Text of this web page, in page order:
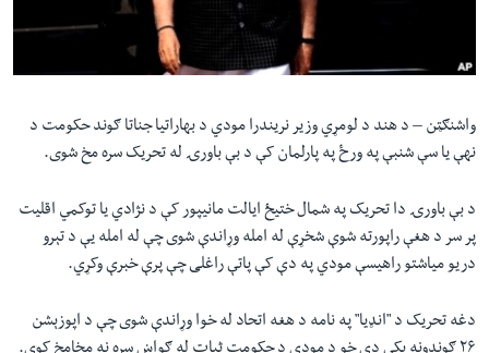
مخکې
لټون
Learning English
FOLLOW US
ژبې
واشنګټن – د هند د لومړي وزیر نریندرا مودي د بهاراتیا جناتا ګوند حکومت د
نهې یا سې شنبې په ورځ په پارلمان کې د بې باورۍ له تحریک سره مخ شوی.
د بې باورۍ دا تحریک په شمال ختیځ ایالت مانیپور کې د نژادي یا توکمي اقلیت
پر سر د هغې راپورته شوې شخړې له امله وړاندې شوی چې له امله یې د تېرو
دریو میاشتو راهیسې مودي په دې کې پاتې راغلی چې پرې خبرې وکړي.
دغه تحریک د "انډیا" په نامه د هغه اتحاد له خوا وړاندې شوی چې د اپوزېشن